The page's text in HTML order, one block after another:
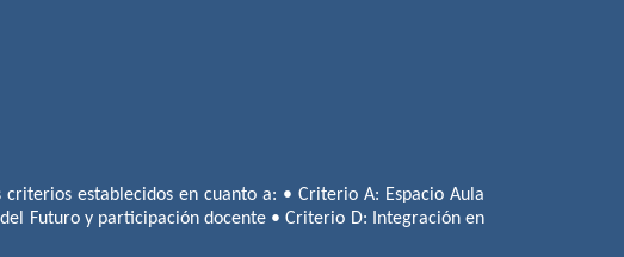
establecidos en cuanto a: • Criterio A: Espacio Aula
Futuro y participación docente • Criterio D: Integración en